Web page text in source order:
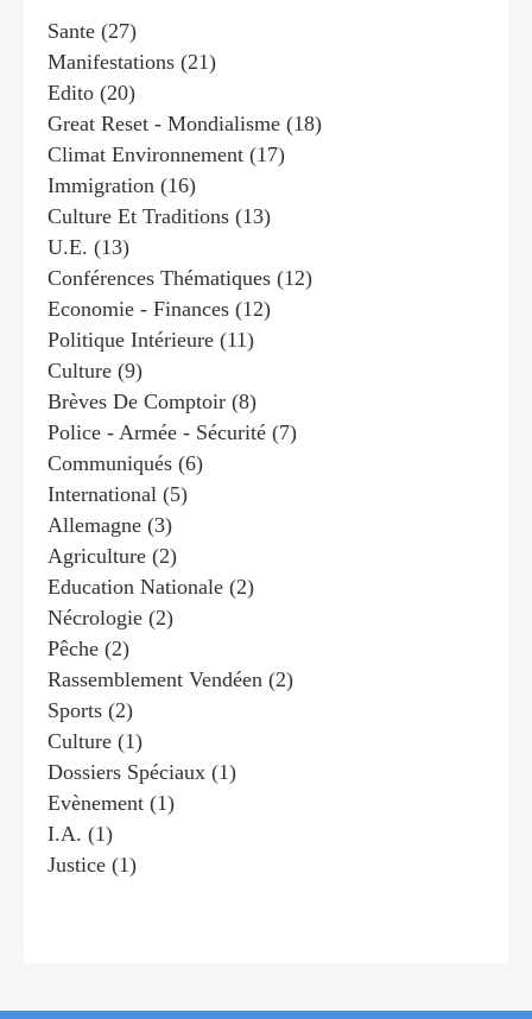
Sante (27)
Manifestations (21)
Edito (20)
Great Reset - Mondialisme (18)
Climat Environnement (17)
Immigration (16)
Culture Et Traditions (13)
U.e. (13)
Conférences Thématiques (12)
Economie - Finances (12)
Politique Intérieure (11)
Culture (9)
Brèves De Comptoir (8)
Police - Armée - Sécurité (7)
Communiqués (6)
International (5)
Allemagne (3)
Agriculture (2)
Education Nationale (2)
Nécrologie (2)
Pêche (2)
Rassemblement Vendéen (2)
Sports (2)
Culture (1)
Dossiers Spéciaux (1)
Evènement (1)
I.a. (1)
Justice (1)